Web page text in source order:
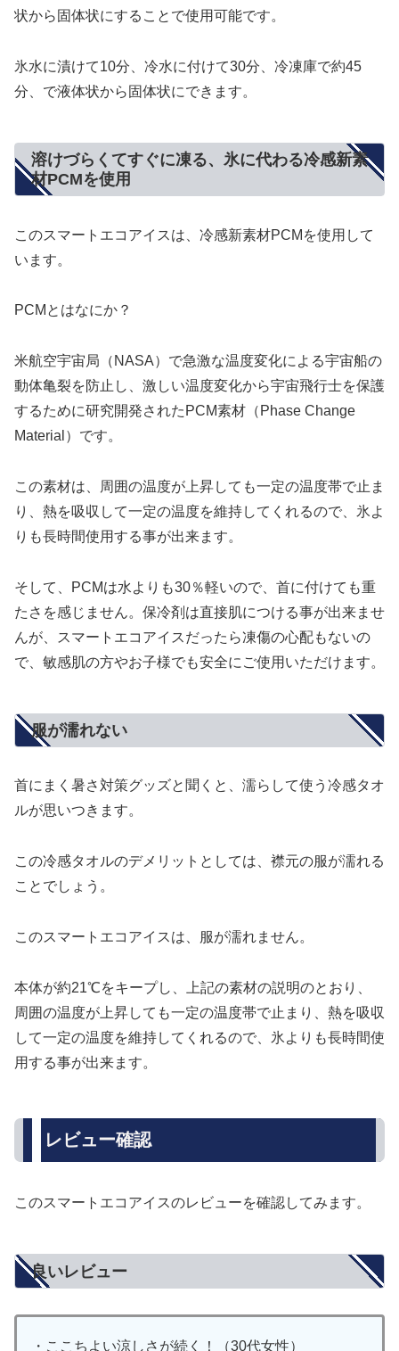
状から固体状にすることで使用可能です。
氷水に漬けて10分、冷水に付けて30分、冷凍庫で約45
分、で液体状から固体状にできます。
溶けづらくてすぐに凍る、氷に代わる冷感新素
材PCMを使用
このスマートエコアイスは、冷感新素材PCMを使用して
います。
PCMとはなにか？
米航空宇宙局（NASA）で急激な温度変化による宇宙船の
動体亀裂を防止し、激しい温度変化から宇宙飛行士を保護
するために研究開発されたPCM素材（Phase Change
Material）です。
この素材は、周囲の温度が上昇しても一定の温度帯で止ま
り、熱を吸収して一定の温度を維持してくれるので、氷よ
りも長時間使用する事が出来ます。
そして、PCMは水よりも30％軽いので、首に付けても重
たさを感じません。保冷剤は直接肌につける事が出来ませ
んが、スマートエコアイスだったら凍傷の心配もないの
で、敏感肌の方やお子様でも安全にご使用いただけます。
服が濡れない
首にまく暑さ対策グッズと聞くと、濡らして使う冷感タオ
ルが思いつきます。
この冷感タオルのデメリットとしては、襟元の服が濡れる
ことでしょう。
このスマートエコアイスは、服が濡れません。
本体が約21℃をキープし、上記の素材の説明のとおり、
周囲の温度が上昇しても一定の温度帯で止まり、熱を吸収
して一定の温度を維持してくれるので、氷よりも長時間使
用する事が出来ます。
レビュー確認
このスマートエコアイスのレビューを確認してみます。
良いレビュー
・ここちよい涼しさが続く！（30代女性）